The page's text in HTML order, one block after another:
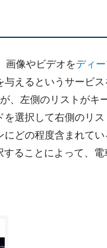
画像やビデオをディ
えるというサービ
、左側のリストがキ
選択して右側のリ
どの程度含まれて
ることによって、